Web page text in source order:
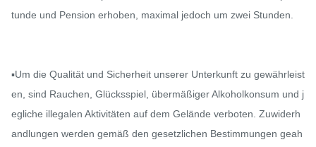
tunde und Pension erhoben, maximal jedoch um zwei Stunden.
▪️Um die Qualität und Sicherheit unserer Unterkunft zu gewährleist
en, sind Rauchen, Glücksspiel, übermäßiger Alkoholkonsum und j
egliche illegalen Aktivitäten auf dem Gelände verboten. Zuwiderh
andlungen werden gemäß den gesetzlichen Bestimmungen geah